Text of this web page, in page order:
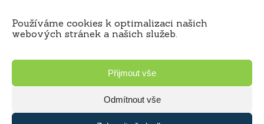
Používáme cookies k optimalizaci našich
webových stránek a našich služeb.
Přijmout vše
Odmítnout vše
Mgr. Alena Goisová, ředitelka domova
tel.:604 273 183 / 725 921 365
Bc. Miloš Čihák, zástupce ředitele
tel.:
mcihak@domov-dedina.cz